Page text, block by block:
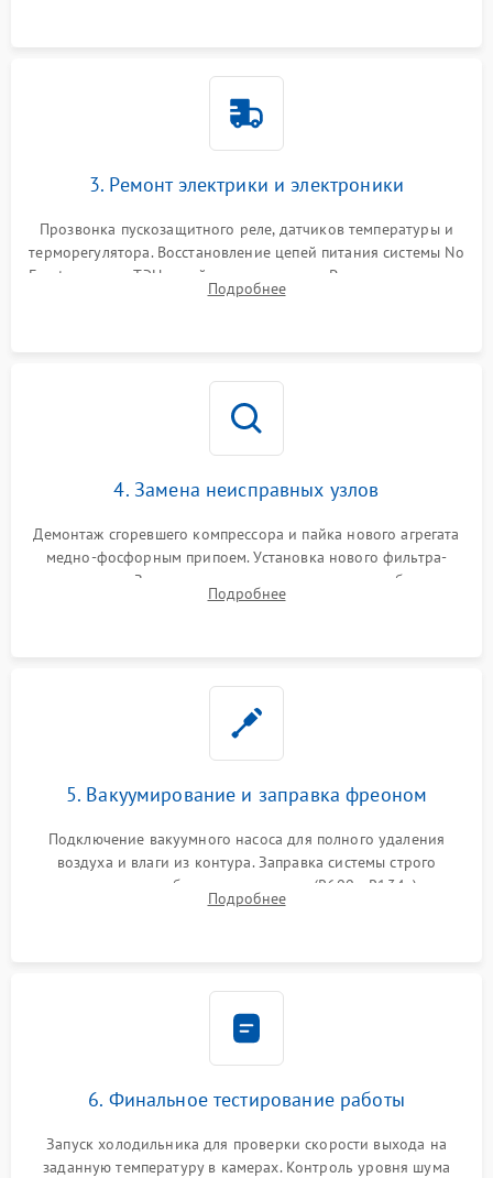
3. Ремонт электрики и электроники
Прозвонка пускозащитного реле, датчиков температуры и
терморегулятора. Восстановление цепей питания системы No
Frost, включая ТЭН оттайки и вентилятор. Ремонт или замена
платы управления при сбоях алгоритмов.
Подробнее
4. Замена неисправных узлов
Демонтаж сгоревшего компрессора и пайка нового агрегата
медно-фосфорным припоем. Установка нового фильтра-
осушителя. Замена изношенных вентиляторов обдува,
сломанных заслонок или поврежденных дверных петель.
Подробнее
5. Вакуумирование и заправка фреоном
Подключение вакуумного насоса для полного удаления
воздуха и влаги из контура. Заправка системы строго
дозированным объемом хладагента (R600a, R134a) по
электронным весам. Контроль рабочего давления в системе.
Подробнее
6. Финальное тестирование работы
Запуск холодильника для проверки скорости выхода на
заданную температуру в камерах. Контроль уровня шума